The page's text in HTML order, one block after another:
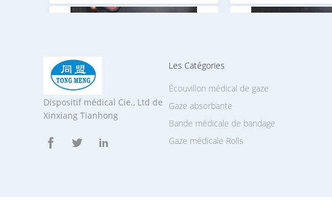
Dispositif médical Cie., Ltd de
Xinxiang Tianhong
Les Catégories
Gaze médicale Rolls
Écouvillon médical de gaze
Gaze absorbante
Bande médicale de bandage